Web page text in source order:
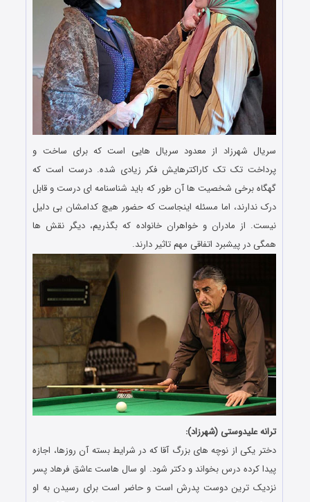
سریال شهرزاد از معدود سریال هایی است که برای ساخت و
پرداخت تک تک کاراکترهایش فکر زیادی شده. درست است که
گهگاه برخی شخصیت ها آن طور که باید شناسنامه ای درست و قابل
درک ندارند، اما مسئله اینجاست که حضور هیچ کدامشان بی دلیل
نیست. از مادران و خواهران خانواده که بگذریم، دیگر نقش ها
همگی در پیشبرد اتفاقی مهم تاثیر دارند.
ترانه علیدوستی (شهرزاد):
دختر یکی از نوچه های بزرگ آقا که در شرایط بسته آن روزها، اجازه
پیدا کرده درس بخواند و دکتر شود. او سال هاست عاشق فرهاد پسر
نزدیک ترین دوست پدرش است و حاضر است برای رسیدن به او